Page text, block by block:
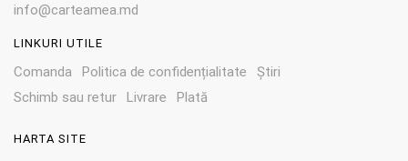
info@carteamea.md
LINKURI UTILE
Comanda Politica de confidențialitate
Știri
Schimb sau retur
Livrare Plată
HARTA SITE